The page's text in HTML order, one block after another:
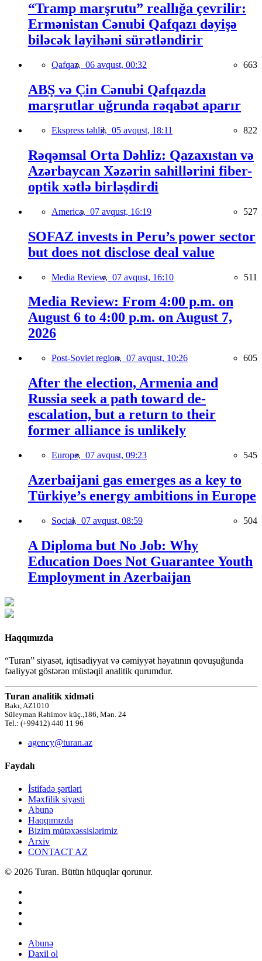
“Tramp marşrutu” reallığa çevrilir:
Ermənistan Cənubi Qafqazı dəyişə
biləcək layihəni sürətləndirir
Qafqaz, 06 avqust, 00:32 663
ABŞ və Çin Cənubi Qafqazda
marşrutlar uğrunda rəqabət aparır
Ekspress təhlil, 05 avqust, 18:11 822
Rəqəmsal Orta Dəhliz: Qazaxıstan və
Azərbaycan Xəzərin sahillərini fiber-
optik xətlə birləşdirdi
America, 07 avqust, 16:19 527
SOFAZ invests in Peru’s power sector
but does not disclose deal value
Media Review, 07 avqust, 16:10 511
Media Review: From 4:00 p.m. on
August 6 to 4:00 p.m. on August 7,
2026
Post-Soviet region, 07 avqust, 10:26 605
After the election, Armenia and
Russia seek a path toward de-
escalation, but a return to their
former alliance is unlikely
Europe, 07 avqust, 09:23 545
Azerbaijani gas emerges as a key to
Türkiye’s energy ambitions in Europe
Social, 07 avqust, 08:59 504
A Diploma but No Job: Why
Education Does Not Guarantee Youth
Employment in Azerbaijan
Haqqımızda
“Turan” siyasət, iqtisadiyyat və cəmiyyət həyatının qovuşuğunda
fəaliyyət göstərən müstəqil analitik qurumdur.
Turan analitik xidməti
Bakı, AZ1010
Süleyman Rəhimov küç.,186, Mən. 24
Tel.: (+99412) 440 11 96
agency@turan.az
Faydalı
İstifadə şərtləri
Məxfilik siyasti
Abunə
Haqqımızda
Bizim mütəxəssislərimiz
Arxiv
CONTACT AZ
© 2026 Turan. Bütün hüquqlar qorunur.
Abunə
Daxil ol